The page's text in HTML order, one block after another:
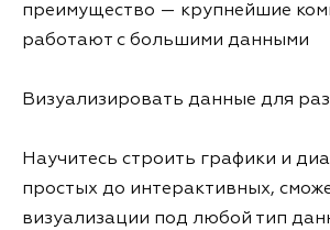
преимущество — крупнейшие
работают с большими данными
Визуализировать данные для
Научитесь строить графики и
простых до интерактивных,
визуализации под любой тип